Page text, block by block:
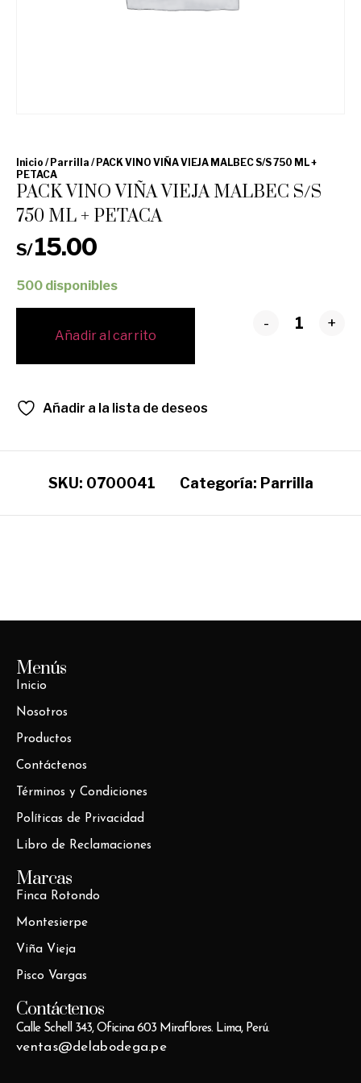
Inicio / Parrilla / PACK VINO VIÑA VIEJA MALBEC S/S 750 ML +
PETACA
PACK VINO VIÑA VIEJA MALBEC S/S
750 ML + PETACA
S/15.00
500 disponibles
- +
Añadir al carrito
Añadir a la lista de deseos
SKU: 0700041 Categoría: Parrilla
Menús
Inicio
Nosotros
Productos
Contáctenos
Términos y Condiciones
Políticas de Privacidad
Libro de Reclamaciones
Marcas
Finca Rotondo
Montesierpe
Viña Vieja
Pisco Vargas
Contáctenos
Calle Schell 343, Oficina 603 Miraflores. Lima, Perú.
ventas@delabodega.pe